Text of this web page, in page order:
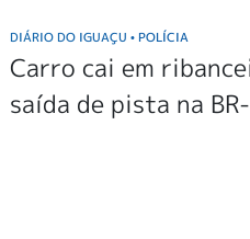
DIÁRIO DO IGUAÇU• POLÍCIA
Carro cai em
saída de pista na